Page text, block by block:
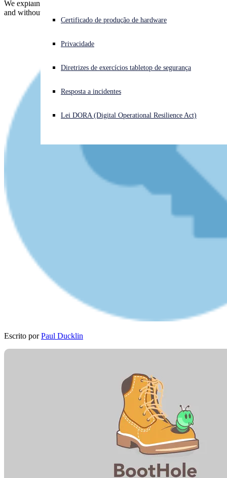
Enfrentando um ataque cibernético? Obtenha ajuda imediata
Português (Brasil) Open language switcher
Certificado de produção de hardware
Privacidade
Diretrizes de exercícios tabletop de segurança
Resposta a incidentes
Lei DORA (Digital Operational Resilience Act)
We explain the "BootHole" vulnerability - as usual, in plain English
and without hype. Find if you're affected and what to do.
Escrito por Paul Ducklin